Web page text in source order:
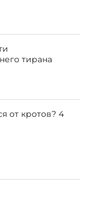
тирана
от кротов? 4